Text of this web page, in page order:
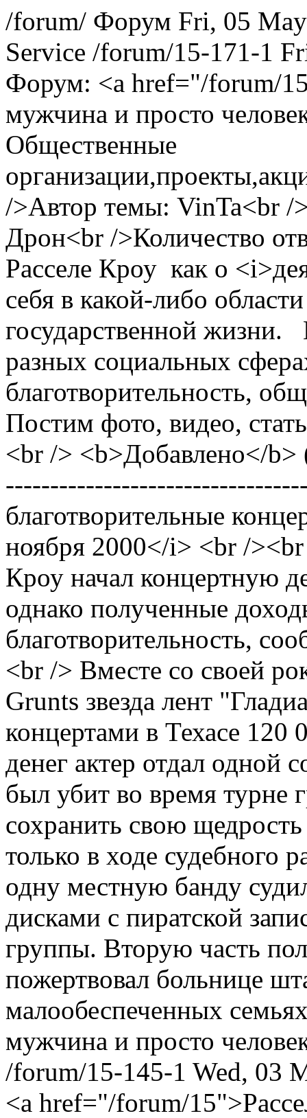
/forum/ Форум Fri, 05
Service /forum/15-171-1
Форум: <a href="/forum/
мужчина и просто
Общественные
/>Автор темы: VinTa<br /
Дрон<br />Количество
Расселе Кроу как о
себя в какой-либо
государственной жизни.
разных социальных
благотворительность,
Постим фото, видео,
<br /> <b>Добавлено</
благотворительные
ноября 2000</i> <br /><br
Кроу начал концертную
однако полученные
благотворительность,
<br /> Вместе со своей
Grunts звезда лент
концертами в Техасе
денег актер отдал одной
был убит во время турне
сохранить свою
только в ходе судебного
одну местную банду
дисками с пиратской
группы. Вторую часть
пожертвовал больнице
малообеспеченных
мужчина и просто
/forum/15-145-1 Wed, 03
<a href="/forum/